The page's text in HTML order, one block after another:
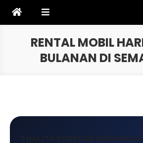
RENTAL MOBIL
BULANAN DI
THALITA RENTCAR SEMARANG